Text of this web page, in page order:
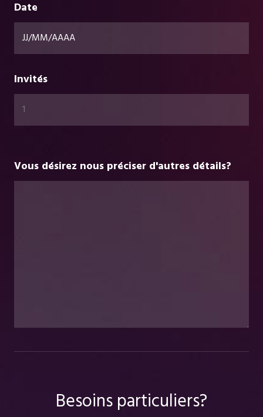
Date
Invités
Vous désirez nous préciser d'autres détails?
Besoins particuliers?